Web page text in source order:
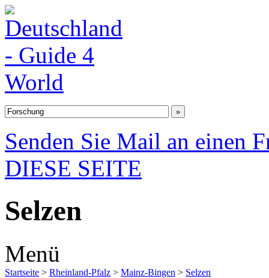
Senden Sie Mail an einen
DIESE SEITE
Selzen
Menü
Startseite > Rheinland-Pfalz > Mainz-Bingen > Selzen